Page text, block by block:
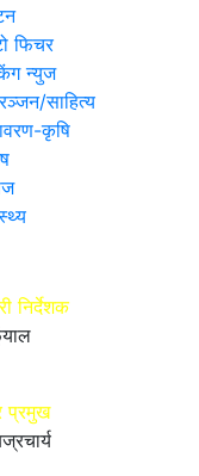
फिचर
न्युज
साहित्य
कृषि
निर्देशक
प्रमुख